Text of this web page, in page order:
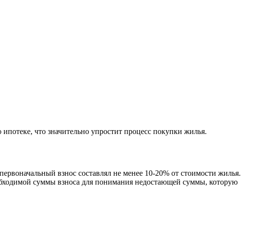
что значительно упростит процесс покупки жилья.
взнос составлял не менее 10-20% от стоимости жилья.
суммы взноса для понимания недостающей суммы, которую